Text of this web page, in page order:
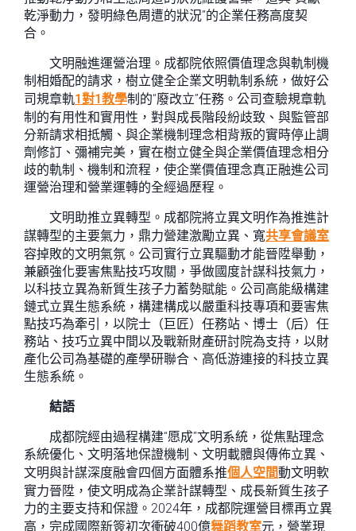
乾淨動力，發明綠色周遭的狀況”的企業任務高度契
合。
文明融進運營治理。成都院依照價值理念與軌制機
制相婚配的請求，樹立健全企業文明軌制系統，做好公
司規章軌1對1教學制的“廢改立”任務。公司查驗規章軌
制的有用性和實用性，對與成長階段紛歧致、與監管部
分新請求相抵觸、與企業機制理念相背叛的實時停止調
劑修訂、彌補完美，實在樹立健全與企業價值理念相分
歧的軌制、機制和流程，使企業價值理念真正融進公司
運營治理和營業運轉的全經過歷程。
文明助推立異轉型。成都院將立異文明作為推進計
謀轉型的主要氣力，鼎力營建激勵立異、寬共享會議室
容掉敗的文明氣氛。公司實行立異驅動才能晉陞舉動，
兼顧強化要害焦點技巧攻關，爭做國度計謀科技氣力，
以科技立異為新質生孩子力蓄勢賦能。公司高能級構建
鏈式立異生態系統，構建構成以嚴重科技專項和要害焦
點技巧為牽引，以院士（巨匠）任務站、博士（后）任
務站、技巧立異中間以及戰新財產研討院為支持，以財
產化公司為基礎的產學研聯合、高低游連接的科技立異
生態系統。
結語
成都院經由過程構建“愿成”文明系統，從焦點理念
系統優化、文明落地保證機制、文明載體與傳佈立異、
文明與計謀深度融會四個方面體系推個人空間動文明軟
實力晉陞，使文明成為企業計謀轉型、成長新質生孩子
力的主要支持和保證。2024年，成都院運營目標再立異
高，完成國際新簽初次衝破400億舞蹈教室元，營業現